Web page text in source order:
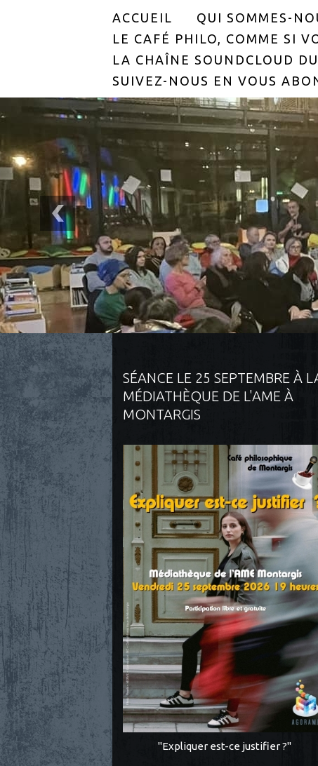
ACCUEIL QUI SOMMES-
LE CAFÉ PHILO, COMME SI
LA CHAÎNE SOUNDCLOUD
SUIVEZ-NOUS EN VOUS
SÉANCE LE 25 SEPTEMBRE À
MÉDIATHÈQUE DE L'AME À
MONTARGIS
"Expliquer est-ce justifier ?"